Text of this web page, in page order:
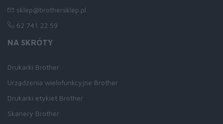
sklep@brothersklep.pl
62 741 22 59
NA SKRÓTY
Drukarki Brother
Urządzenia wielofunkcyjne Brother
Drukarki etykiet Brother
Skanery Brother